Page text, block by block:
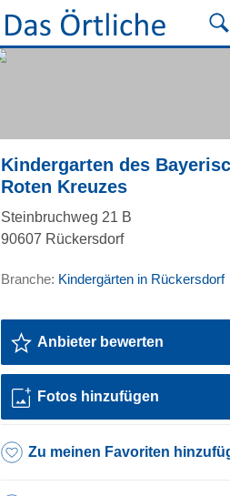
Kindergarten des
Roten Kreuzes
Steinbruchweg 21 B
90607 Rückersdorf
Branche: Kindergärten in Rückersdorf
Anbieter bewerten
Fotos hinzufügen
Zu meinen Favoriten